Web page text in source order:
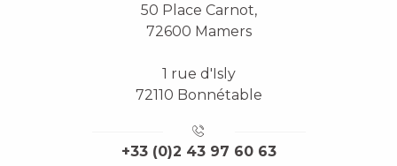
50 Place Carnot,
72600 Mamers
1 rue d'Isly
72110 Bonnétable
+33 (0)2 43 97 60 63